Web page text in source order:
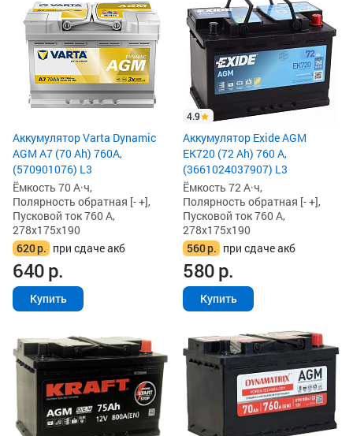
Аккумулятор Varta Dynamic
AGM A7 (70 Ah) 760A,
(570901076) L3
Ёмкость 70 А·ч,
Полярность обратная [- +],
Пусковой ток 760 А,
278x175x190
620р. при сдаче акб
640р.
Купить
4.9
Аккумулятор Exide AGM
EK720 (72 Ah) 760 А,
(3661024037907) L3
Ёмкость 72 А·ч,
Полярность обратная [- +],
Пусковой ток 760 А,
278x175x190
560р. при сдаче акб
580р.
Купить